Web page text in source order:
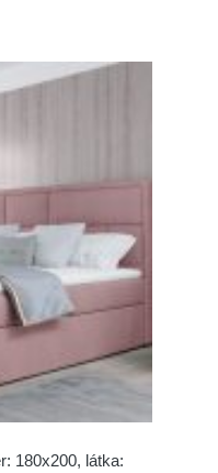
180x200, látka: